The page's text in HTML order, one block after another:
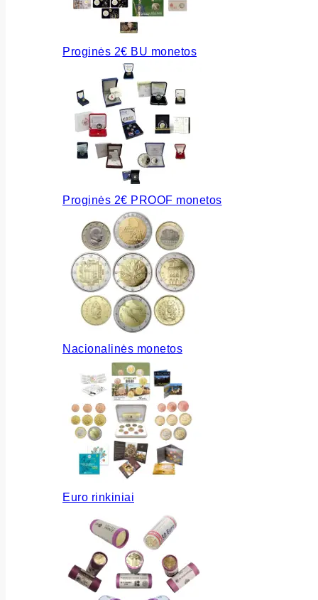
Proginės 2€ BU monetos
Proginės 2€ PROOF monetos
Nacionalinės monetos
Euro rinkiniai